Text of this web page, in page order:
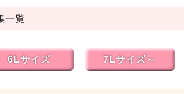
一覧
6Lサイズ 7Lサイズ～